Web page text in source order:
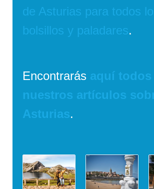
de Asturias para todos
bolsillos y paladares.
Encontrarás aquí todos
nuestros artículos
Asturias.